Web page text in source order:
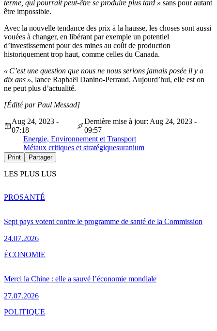
terme, qui pourrait peut-être se produire plus tard » sans pour autant
être impossible.
Avec la nouvelle tendance des prix à la hausse, les choses sont aussi
vouées à changer, en libérant par exemple un potentiel
d’investissement pour des mines au coût de production
historiquement trop haut, comme celles du Canada.
« C’est une question que nous ne nous serions jamais posée il y a
dix ans », lance Raphaël Danino-Perraud. Aujourd’hui, elle est on
ne peut plus d’actualité.
[Édité par Paul Messad]
Aug 24, 2023 -
07:18
Dernière mise à jour: Aug 24, 2023 -
09:57
Energie, Environnement et Transport
Métaux critiques et stratégiquesuranium
Print Partager
LES PLUS LUS
Sept pays votent contre le programme de santé de la Commission
24.07.2026
PROSANTÉ
Merci la Chine : elle a sauvé l’économie mondiale
27.07.2026
ÉCONOMIE
POLITIQUE